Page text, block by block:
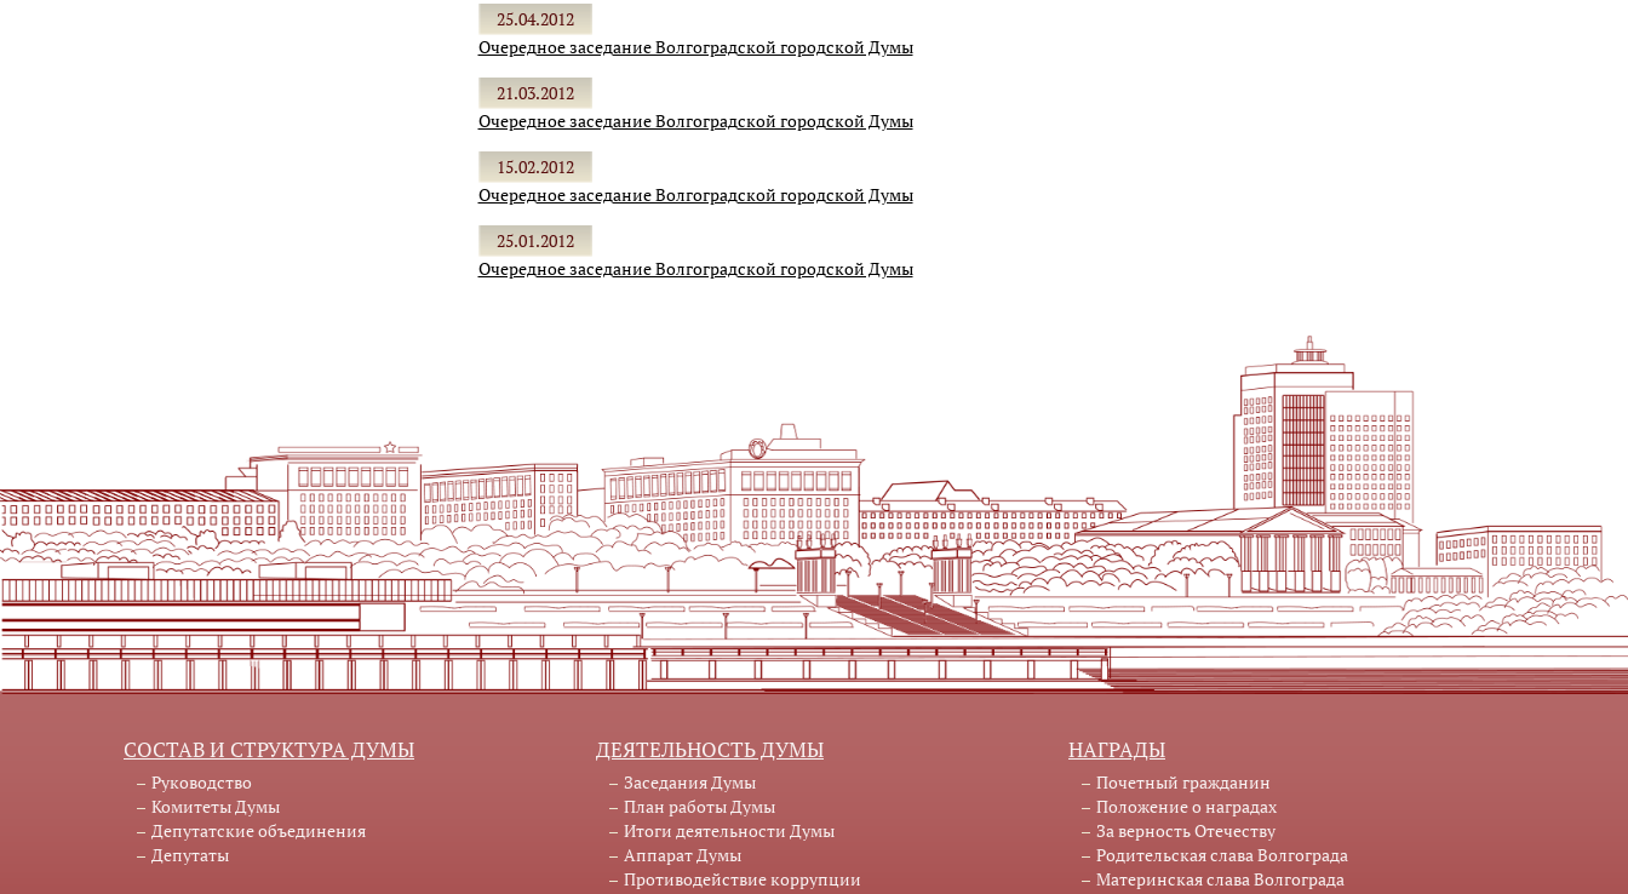
25.04.2012
Очередное заседание Волгоградской городской Думы
21.03.2012
Очередное заседание Волгоградской городской Думы
15.02.2012
Очередное заседание Волгоградской городской Думы
25.01.2012
Очередное заседание Волгоградской городской Думы
СОСТАВ И СТРУКТУРА ДУМЫ
Руководство
Комитеты Думы
Депутатские объединения
Депутаты
ДЕЯТЕЛЬНОСТЬ ДУМЫ
Заседания Думы
План работы Думы
Итоги деятельности Думы
Аппарат Думы
Противодействие коррупции
НАГРАДЫ
Почетный гражданин
Положение о наградах
За верность Отечеству
Родительская слава Волгограда
Материнская слава Волгограда